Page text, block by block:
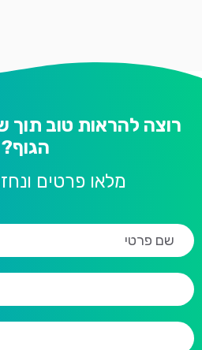
רוצה להראות טוב תוך
הגוף?
מלאו פרטים